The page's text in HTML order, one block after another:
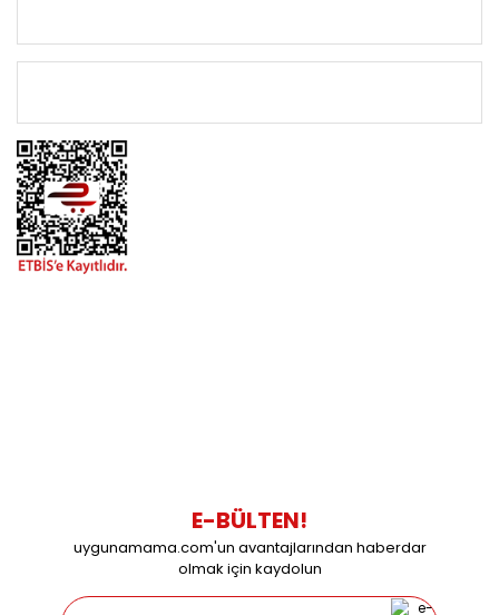
E-BÜLTEN!
uygunamama.com'un avantajlarından haberdar
olmak için kaydolun